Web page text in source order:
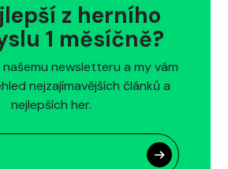
z herního
1 měsíčně?
newsletteru a my vám
nejzajímavějších článků a
nejlepších her.